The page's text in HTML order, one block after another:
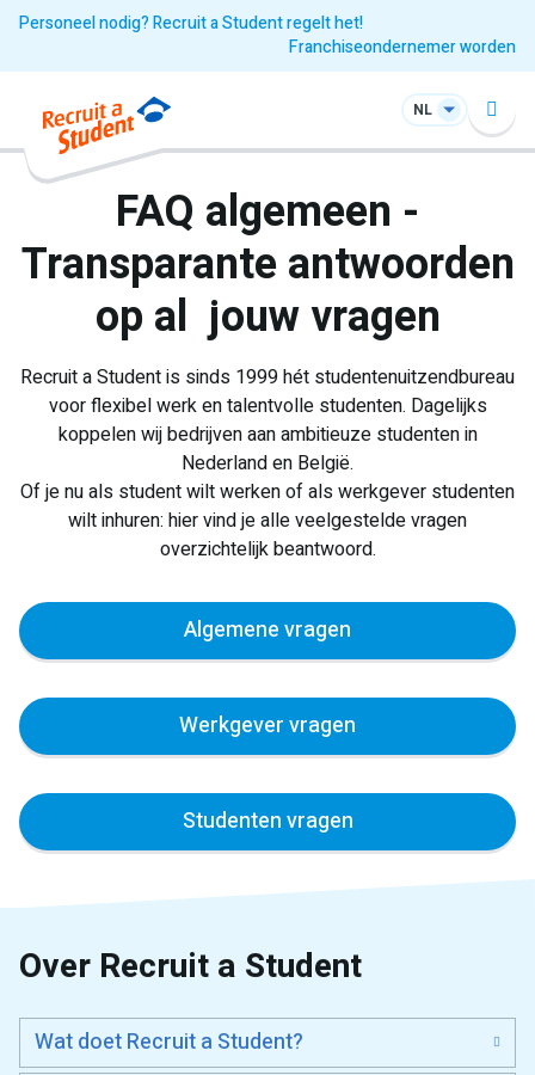
Personeel nodig? Recruit a Student regelt het!
Franchiseondernemer worden
NL
FAQ algemeen -
Transparante antwoorden
op al jouw vragen
Recruit a Student is sinds 1999 hét studentenuitzendbureau
voor flexibel werk en talentvolle studenten. Dagelijks
koppelen wij bedrijven aan ambitieuze studenten in
Nederland en België.
Of je nu als student wilt werken of als werkgever studenten
wilt inhuren: hier vind je alle veelgestelde vragen
overzichtelijk beantwoord.
Algemene vragen
Werkgever vragen
Studenten vragen
Over Recruit a Student
Wat doet Recruit a Student?